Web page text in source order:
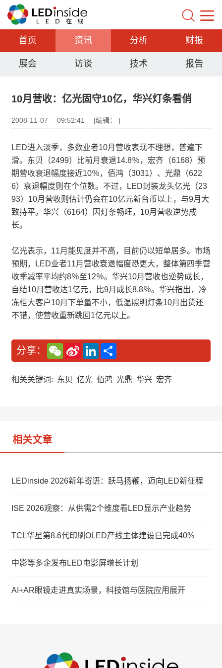
首页 资讯 分析 财报
展会 访谈 技术 报告
10月营收：亿光固守10亿，华兴灯条看俏
2008-11-07 09:52:41 [编辑： ]
LED进入淡季，多数业者10月营收表现不理想，普遍下
滑。东贝（2499）比前月衰退14.8％，宏齐（6168）预
期营收衰退幅度接近10％，佰鸿（3031）、光鼎（622
6）衰退幅度则在个位数。不过，LED封装龙头亿光（23
93）10月营收则估计仍会在10亿元新台币以上，与9月大
致持平。华兴（6164）因灯条畅旺，10月营收逆势成
长。
亿光表示，11月能见度并不高，目前仍以短单居多。市场
预期，LED业者11月营收衰退幅度恐更大，整体第四季营
收季减率平均约8％至12％。华兴10月营收也逆势成长，
自结10月营收达1亿元，比9月成长8.8％。华兴指出，冷
冻柜大客户10月下单量不小，低温照明灯条10月出货还
不错，使营收重新跳回1亿元以上。
分享：
W
e
C
a
S
n
W
L
n
e
相关关键词: 东贝 亿光 佰鸿 光鼎 华兴 宏齐
相关文章
LEDinside 2026新年寄语：跃马扬鞭，迈向LED新征程
ISE 2026观察：从供需2个维度看LED显示产业趋势
TCL华星第8.6代印刷OLED产线主体建设已完成40%
中影等多企发布LED电影屏增长计划
AI+AR眼镜走进真实场景，科技馆与医院应用展开